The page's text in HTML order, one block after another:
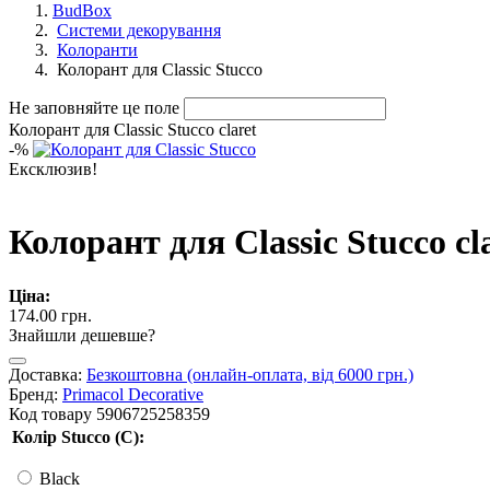
BudBox
Системи декорування
Колоранти
Колорант для Classic Stucco
Не заповняйте це поле
Колорант для Classic Stucco claret
-%
Ексклюзив!
Колорант для Classic Stucco
Ціна:
174.00 грн.
Знайшли дешевше?
Доставка: Безкоштовна (онлайн-оплата, від 6000 грн.)
Бренд: Primacol Decorative
Код товару 5906725258359
Колір Stucco (C):
Black